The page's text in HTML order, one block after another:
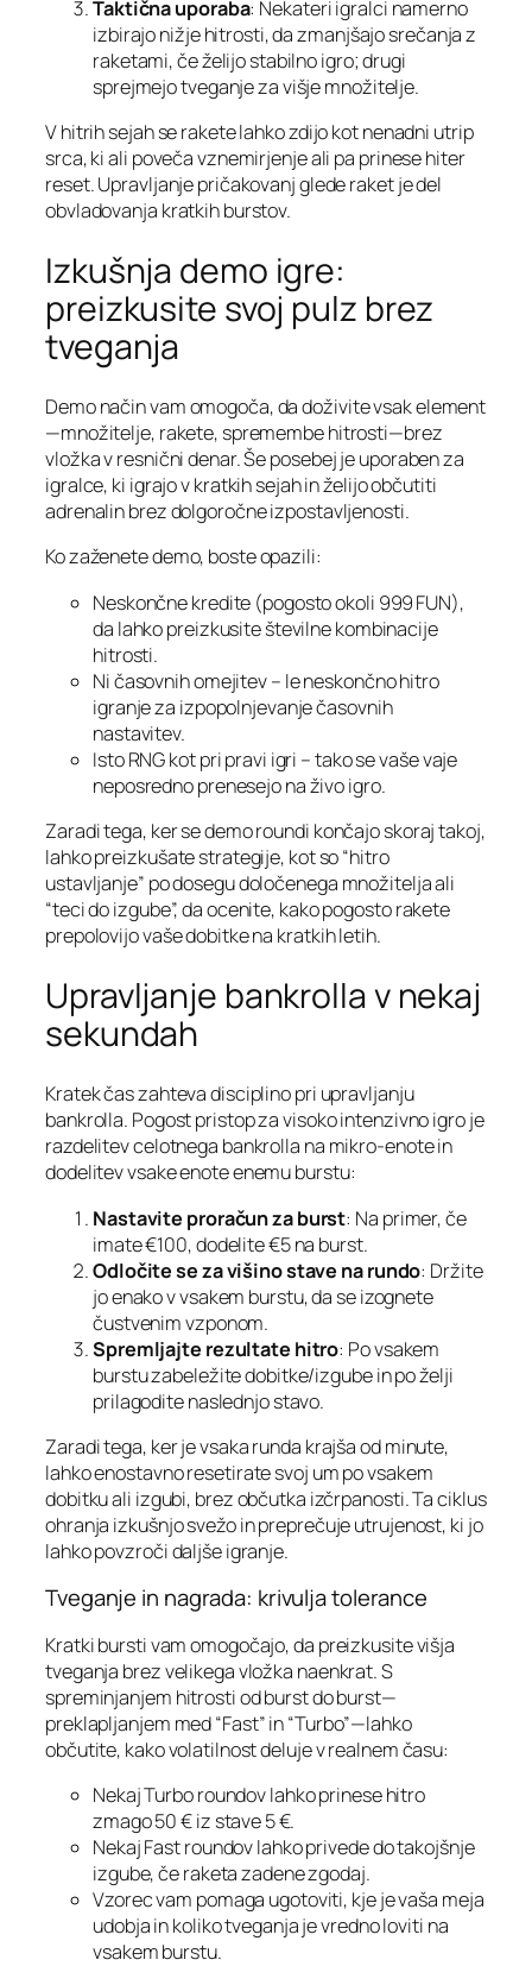
Taktična uporaba: Nekateri igralci namerno
izbirajo nižje hitrosti, da zmanjšajo srečanja z
raketami, če želijo stabilno igro; drugi
sprejmejo tveganje za višje množitelje.
V hitrih sejah se rakete lahko zdijo kot nenadni utrip
srca, ki ali poveča vznemirjenje ali pa prinese hiter
reset. Upravljanje pričakovanj glede raket je del
obvladovanja kratkih burstov.
Izkušnja demo igre:
preizkusite svoj pulz brez
tveganja
Demo način vam omogoča, da doživite vsak element
—množitelje, rakete, spremembe hitrosti—brez
vložka v resnični denar. Še posebej je uporaben za
igralce, ki igrajo v kratkih sejah in želijo občutiti
adrenalin brez dolgoročne izpostavljenosti.
Ko zaženete demo, boste opazili:
Neskončne kredite (pogosto okoli 999 FUN),
da lahko preizkusite številne kombinacije
hitrosti.
Ni časovnih omejitev – le neskončno hitro
igranje za izpopolnjevanje časovnih
nastavitev.
Isto RNG kot pri pravi igri – tako se vaše vaje
neposredno prenesejo na živo igro.
Zaradi tega, ker se demo roundi končajo skoraj takoj,
lahko preizkušate strategije, kot so “hitro
ustavljanje” po dosegu določenega množitelja ali
“teci do izgube”, da ocenite, kako pogosto rakete
prepolovijo vaše dobitke na kratkih letih.
Upravljanje bankrolla v nekaj
sekundah
Kratek čas zahteva disciplino pri upravljanju
bankrolla. Pogost pristop za visoko intenzivno igro je
razdelitev celotnega bankrolla na mikro‑enote in
dodelitev vsake enote enemu burstu:
Nastavite proračun za burst: Na primer, če
imate €100, dodelite €5 na burst.
Odločite se za višino stave na rundo: Držite
jo enako v vsakem burstu, da se izognete
čustvenim vzponom.
Spremljajte rezultate hitro: Po vsakem
burstu zabeležite dobitke/izgube in po želji
prilagodite naslednjo stavo.
Zaradi tega, ker je vsaka runda krajša od minute,
lahko enostavno resetirate svoj um po vsakem
dobitku ali izgubi, brez občutka izčrpanosti. Ta ciklus
ohranja izkušnjo svežo in preprečuje utrujenost, ki jo
lahko povzroči daljše igranje.
Tveganje in nagrada: krivulja tolerance
Kratki bursti vam omogočajo, da preizkusite višja
tveganja brez velikega vložka naenkrat. S
spreminjanjem hitrosti od burst do burst—
preklapljanjem med “Fast” in “Turbo”—lahko
občutite, kako volatilnost deluje v realnem času:
Nekaj Turbo roundov lahko prinese hitro
zmago 50 € iz stave 5 €.
Nekaj Fast roundov lahko privede do takojšnje
izgube, če raketa zadene zgodaj.
Vzorec vam pomaga ugotoviti, kje je vaša meja
udobja in koliko tveganja je vredno loviti na
vsakem burstu.